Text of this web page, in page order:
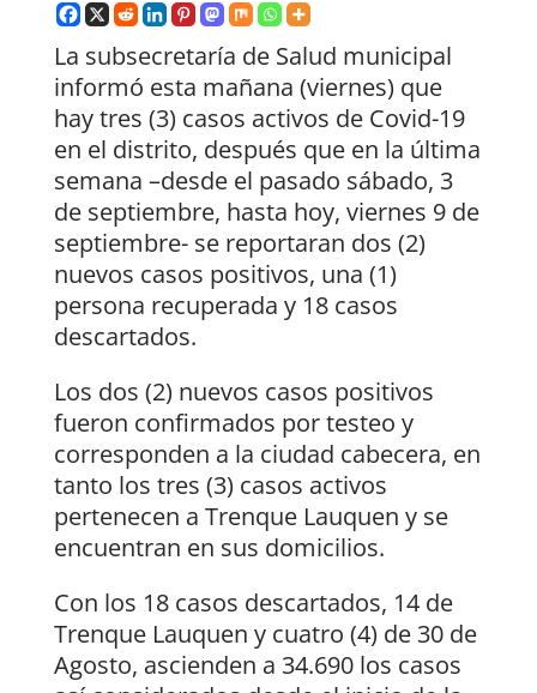
La subsecretaría de Salud municipal
informó esta mañana (viernes) que
hay tres (3) casos activos de Covid-19
en el distrito, después que en la última
semana –desde el pasado sábado, 3
de septiembre, hasta hoy, viernes 9 de
septiembre- se reportaran dos (2)
nuevos casos positivos, una (1)
persona recuperada y 18 casos
descartados.
Los dos (2) nuevos casos positivos
fueron confirmados por testeo y
corresponden a la ciudad cabecera, en
tanto los tres (3) casos activos
pertenecen a Trenque Lauquen y se
encuentran en sus domicilios.
Con los 18 casos descartados, 14 de
Trenque Lauquen y cuatro (4) de 30 de
Agosto, ascienden a 34.690 los casos